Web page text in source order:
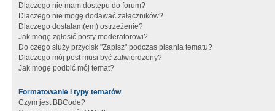
Dlaczego nie mam dostępu do forum?
Dlaczego nie mogę dodawać załączników?
Dlaczego dostałam(em) ostrzeżenie?
Jak mogę zgłosić posty moderatorowi?
Do czego służy przycisk "Zapisz" podczas pisania tematu?
Dlaczego mój post musi być zatwierdzony?
Jak mogę podbić mój temat?
Formatowanie i typy tematów
Czym jest BBCode?